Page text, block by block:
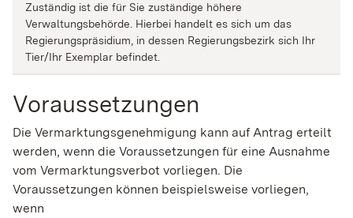
Zuständig ist die für Sie zuständige höhere
Verwaltungsbehörde. Hierbei handelt es sich um das
Regierungspräsidium, in dessen Regierungsbezirk sich Ihr
Tier/Ihr Exemplar befindet.
Voraussetzungen
Die Vermarktungsgenehmigung kann auf Antrag erteilt
werden, wenn die Voraussetzungen für eine Ausnahme
vom Vermarktungsverbot vorliegen. Die
Voraussetzungen können beispielsweise vorliegen,
wenn